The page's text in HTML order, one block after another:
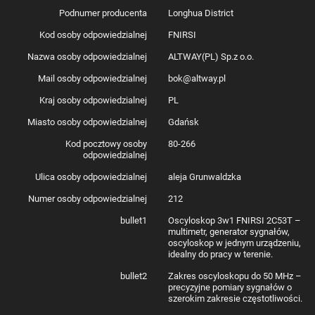
Podnumer producenta Longhua District
Kod osoby odpowiedzialnej FNIRSI
Nazwa osoby odpowiedzialnej ALTWAY(PL) Sp.z o.o.
Mail osoby odpowiedzialnej bok@altway.pl
Kraj osoby odpowiedzialnej PL
Miasto osoby odpowiedzialnej Gdańsk
Kod pocztowy osoby
odpowiedzialnej
80-266
Ulica osoby odpowiedzialnej aleja Grunwaldzka
Numer osoby odpowiedzialnej 212
bullet1
Oscyloskop 3w1 FNIRSI 2C53T –
multimetr, generator sygnałów,
oscyloskop w jednym urządzeniu,
idealny do pracy w terenie.
bullet2
Zakres oscyloskopu do 50 MHz –
precyzyjne pomiary sygnałów o
szerokim zakresie częstotliwości.